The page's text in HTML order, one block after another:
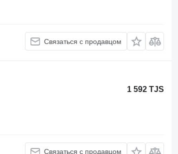
Связаться с продавцом
1 592 TJS
Связаться с продавцом